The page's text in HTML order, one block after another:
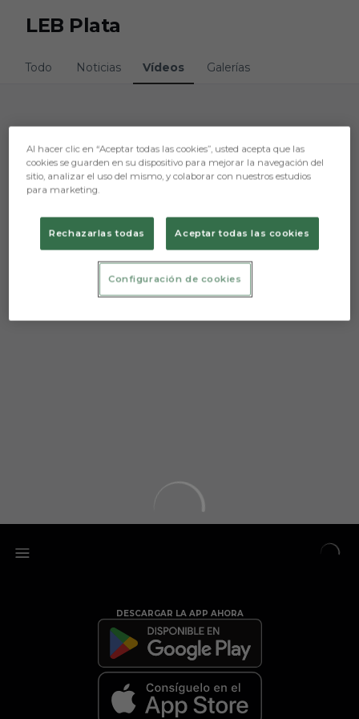
LEB Plata
Todo Noticias Vídeos Galerías
Lo sentimos, no hemos encontrado nada.
Intenta otra búsqueda.
DESCARGAR LA APP AHORA
Al hacer clic en “Aceptar todas las cookies”, usted acepta que las
cookies se guarden en su dispositivo para mejorar la navegación del
sitio, analizar el uso del mismo, y colaborar con nuestros estudios
para marketing.
Rechazarlas todas Aceptar todas las cookies
Configuración de cookies